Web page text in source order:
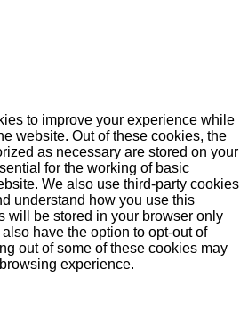
to improve your experience while
website. Out of these cookies, the
as necessary are stored on your
for the working of basic
We also use third-party cookies
understand how you use this
will be stored in your browser only
have the option to opt-out of
out of some of these cookies may
experience.